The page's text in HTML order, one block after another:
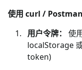
使用 curl / Postman
用户令牌：
使
localStorage
token)